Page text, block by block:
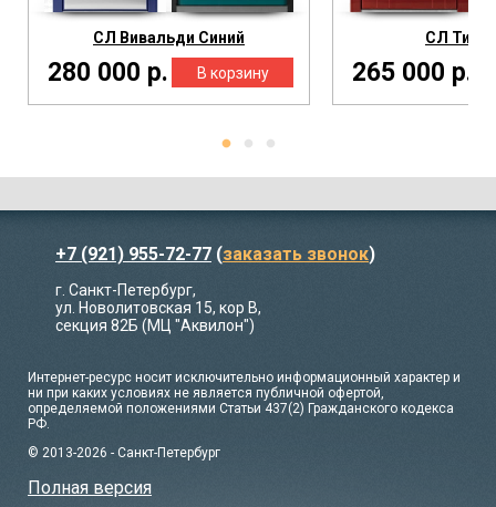
СЛ Вивальди Синий
280 000 р.
СЛ
265 000 р.
+7 (921) 955-72-77 (заказать звонок)
г. Санкт-Петербург,
ул. Новолитовская 15, кор В,
секция 82Б (МЦ "Аквилон")
Интернет-ресурс носит исключительно информационный характер и
ни при каких условиях не является публичной офертой,
определяемой положениями Статьи 437(2) Гражданского кодекса
РФ.
© 2013-2026 - Санкт-Петербург
Полная версия